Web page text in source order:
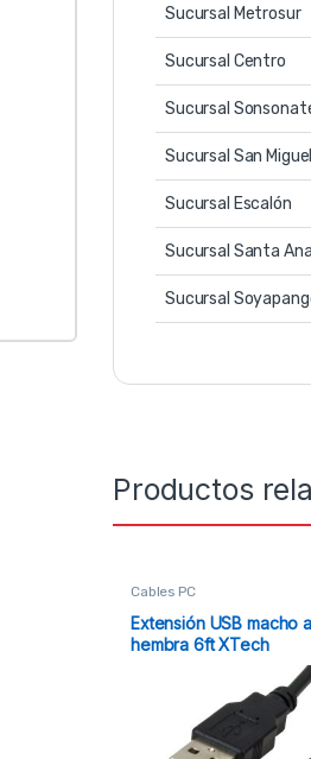
Sucursal Metrosur
Sucursal Centro
Sucursal
Sucursal San Miguel
Sucursal Escalón
Sucursal Santa Ana
Sucursal
Productos
Cables PC
Extensión USB macho
hembra 6ft XTech